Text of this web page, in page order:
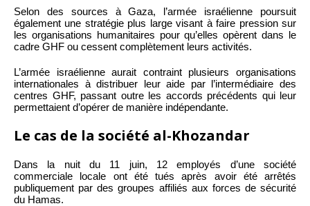
Selon des sources à Gaza, l’armée israélienne poursuit
également une stratégie plus large visant à faire pression sur
les organisations humanitaires pour qu’elles opèrent dans le
cadre GHF ou cessent complètement leurs activités.
L’armée israélienne aurait contraint plusieurs organisations
internationales à distribuer leur aide par l’intermédiaire des
centres GHF, passant outre les accords précédents qui leur
permettaient d’opérer de manière indépendante.
Le cas de la société al-Khozandar
Dans la nuit du 11 juin, 12 employés d’une société
commerciale locale ont été tués après avoir été arrêtés
publiquement par des groupes affiliés aux forces de sécurité
du Hamas.